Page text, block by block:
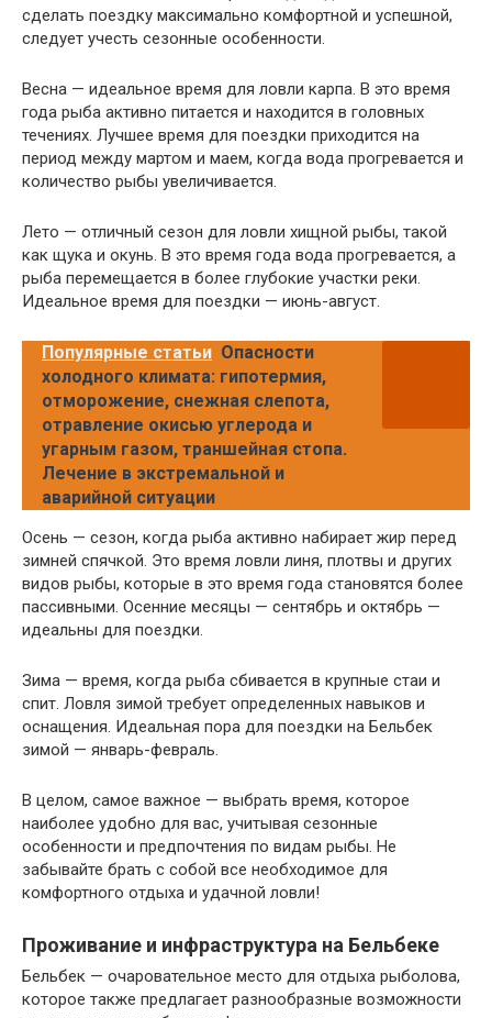
сделать поездку максимально комфортной и успешной,
следует учесть сезонные особенности.
Весна — идеальное время для ловли карпа. В это время
года рыба активно питается и находится в головных
течениях. Лучшее время для поездки приходится на
период между мартом и маем, когда вода прогревается и
количество рыбы увеличивается.
Лето — отличный сезон для ловли хищной рыбы, такой
как щука и окунь. В это время года вода прогревается, а
рыба перемещается в более глубокие участки реки.
Идеальное время для поездки — июнь-август.
Популярные статьи Опасности
холодного климата: гипотермия,
отморожение, снежная слепота,
отравление окисью углерода и
угарным газом, траншейная стопа.
Лечение в экстремальной и
аварийной ситуации
Осень — сезон, когда рыба активно набирает жир перед
зимней спячкой. Это время ловли линя, плотвы и других
видов рыбы, которые в это время года становятся более
пассивными. Осенние месяцы — сентябрь и октябрь —
идеальны для поездки.
Зима — время, когда рыба сбивается в крупные стаи и
спит. Ловля зимой требует определенных навыков и
оснащения. Идеальная пора для поездки на Бельбек
зимой — январь-февраль.
В целом, самое важное — выбрать время, которое
наиболее удобно для вас, учитывая сезонные
особенности и предпочтения по видам рыбы. Не
забывайте брать с собой все необходимое для
комфортного отдыха и удачной ловли!
Проживание и инфраструктура на Бельбеке
Бельбек — очаровательное место для отдыха рыболова,
которое также предлагает разнообразные возможности